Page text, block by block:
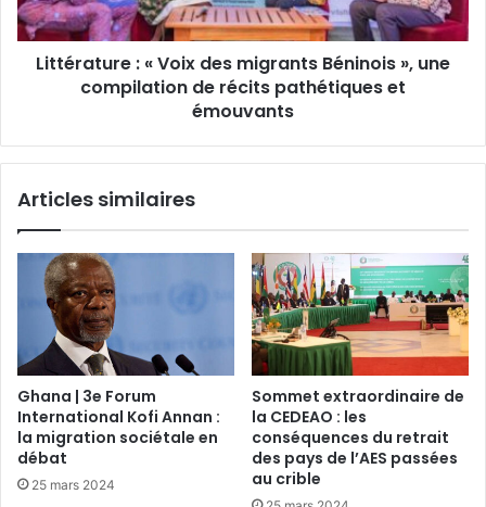
Littérature : « Voix des migrants Béninois », une
compilation de récits pathétiques et
émouvants
Articles similaires
Ghana | 3e Forum
International Kofi Annan :
la migration sociétale en
débat
25 mars 2024
Sommet extraordinaire de
la CEDEAO : les
conséquences du retrait
des pays de l’AES passées
au crible